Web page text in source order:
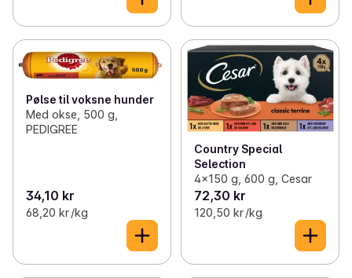
Pølse til voksne hunder
Med okse, 500 g,
PEDIGREE
34,10 kr
68,20 kr /kg
Country Special
Selection
4x150 g, 600 g, Cesar
72,30 kr
120,50 kr /kg